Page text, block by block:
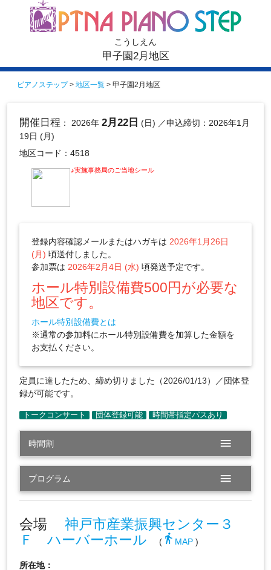
こうしえん
甲子園2月地区
ピアノステップ> 地区一覧 > 甲子園2月地区
開催日程 ： 2026年 2月22日 (日) ／申込締切：2026年1月
19日 (月)
地区コード：4518
♪実施事務局のご当地シール
登録内容確認メールまたはハガキは 2026年1月26日
(月) 頃送付しました。
参加票は 2026年2月4日 (水) 頃発送予定です。
ホール特別設備費500円が必要な
地区です。
ホール特別設備費とは
※通常の参加料にホール特別設備費を加算した金額を
お支払ください。
定員に達したため、締め切りました（2026/01/13）／団体登
録が可能です。
時間割 menu
プログラム menu
会場 神戸市産業振興センター３
Ｆ ハーバーホール
(directions_walk MAP)
所在地：